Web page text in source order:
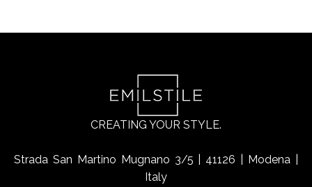
CREATING YOUR STYLE.
Strada San Martino Mugnano 3/5 | 41126 | Modena |
Italy